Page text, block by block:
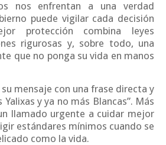
nos enfrentan a una verdad
puede vigilar cada decisión
protección combina leyes
rigurosas y, sobre todo, una
que no ponga su vida en manos
mensaje con una frase directa y
Yalixas y ya no más Blancas”. Más
llamado urgente a cuidar mejor
estándares mínimos cuando se
como la vida.